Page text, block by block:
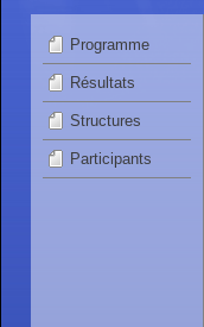
Programme
Résultats
Structures
Participants